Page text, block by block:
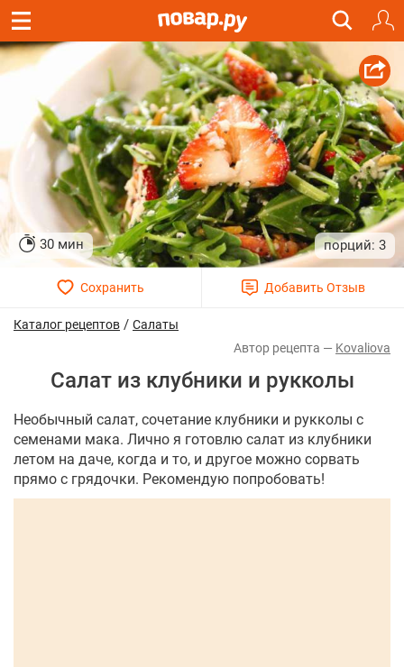
30 мин 3
Каталог рецептов / Салаты
Kovaliova
Салат из клубники и рукколы
Необычный салат, сочетание клубники и рукколы с
семенами мака. Лично я готовлю салат из клубники
летом на даче, когда и то, и другое можно сорвать
прямо с грядочки. Рекомендую попробовать!